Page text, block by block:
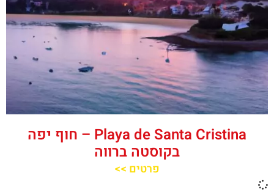
Playa de Santa Cristina – חוף יפה
בקוסטה ברווה
פרטים >>